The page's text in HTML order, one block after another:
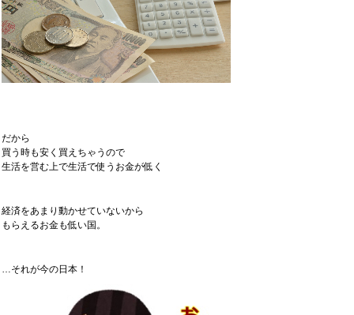
だから
買う時も安く買えちゃうので
生活を営む上で生活で使うお金が低く
経済をあまり動かせていないから
もらえるお金も低い国。
…それが今の日本！